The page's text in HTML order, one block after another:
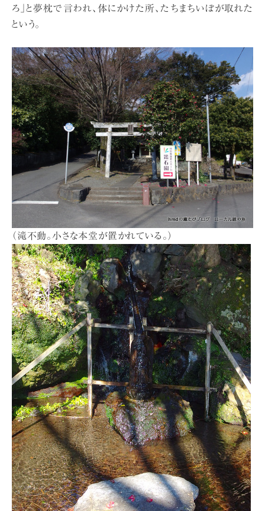
ろ」と夢枕で言われ、体にかけた所、たちまちいぼが取れた
という。
（滝不動。小さな本堂が置かれている。）